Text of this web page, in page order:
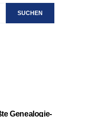
SUCHEN
Genealogie-